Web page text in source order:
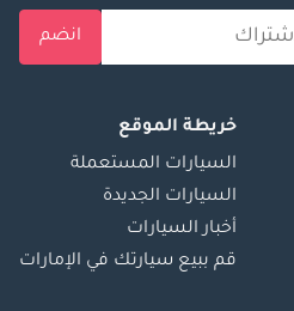
انضم
خريطة الموقع
السيارات المستعملة
السيارات الجديدة
أخبار السيارات
قم ببيع سيارتك في الإمارات